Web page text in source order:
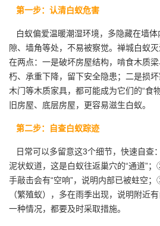
第一步：认清白蚁危害
白蚁偏爱温暖潮湿环境，多隐藏在墙体
隙、墙角等处，不易被察觉。禅城白蚁
在两点：一是破坏房屋结构，啃食木质梁
朽、承重下降，留下安全隐患；二是损坏
木门等木质家具，都可能成为它们的“食
旧房屋、底层房屋，更容易滋生白蚁。
第二步：自查白蚁踪迹
日常可以多留意这3个细节，快速自查
泥状蚁道，这是白蚁往返巢穴的“通道”
手敲击会有“空响”，说明内部已被蛀空
（繁殖蚁），多在雨季出现，说明附近
一种情况，都要及时采取措施。